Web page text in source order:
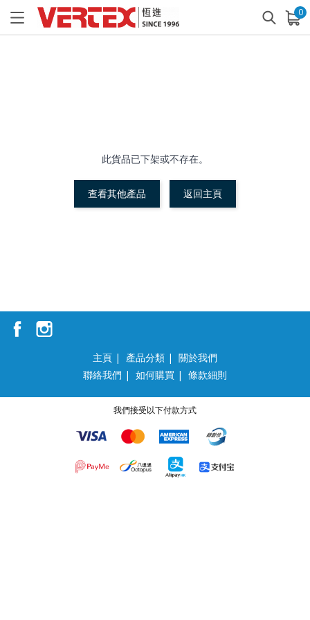
0
已加入購物車 查看
此貨品已下架或不存在。
查看其他產品 返回主頁
主頁 | 產品分類 | 關於我們
聯絡我們 | 如何購買 | 條款細則
我們接受以下付款方式